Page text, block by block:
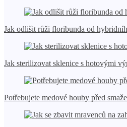
Jak odlišit růži floribunda od
Jak sterilizovat sklenice s hotovými
Potřebujete medové houby před